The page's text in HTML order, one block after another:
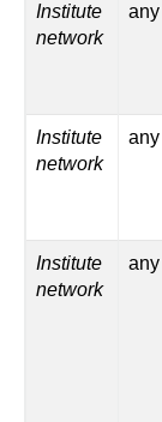
Institute
network
any
Institute
network
any
Institute
network
any